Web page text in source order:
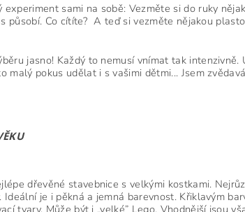
experiment sami na sobě: Vezměte si do ruky
působí. Co cítíte? A teď si vezměte nějakou
jasno! Každý to nemusí vnímat tak
malý pokus udělat i s vašimi dětmi... Jsem
dřevěné stavebnice s velkými kostkami.
Ideální je i pěkná a jemná barevnost. Křiklavým
tvary. Může být i „velké” Lego. Vhodnější jsou